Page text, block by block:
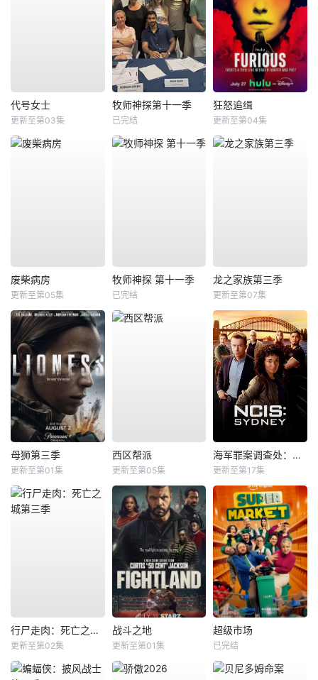
代号女士
更新至第03集
牧师神探第十一季
已完结
狂怒追缉
更新至第04集
废柴病房
更新至第05集
牧师神探 第十一季
已完结
龙之家族第三季
更新至第07集
母狮第三季
更新至第01集
西区帮派
更新至第05集
海军罪案调查处：悉尼第三季
更新至第17集
行尸走肉：死亡之城第三季
更新至第02集
战斗之地
更新至第01集
超级市场
已完结